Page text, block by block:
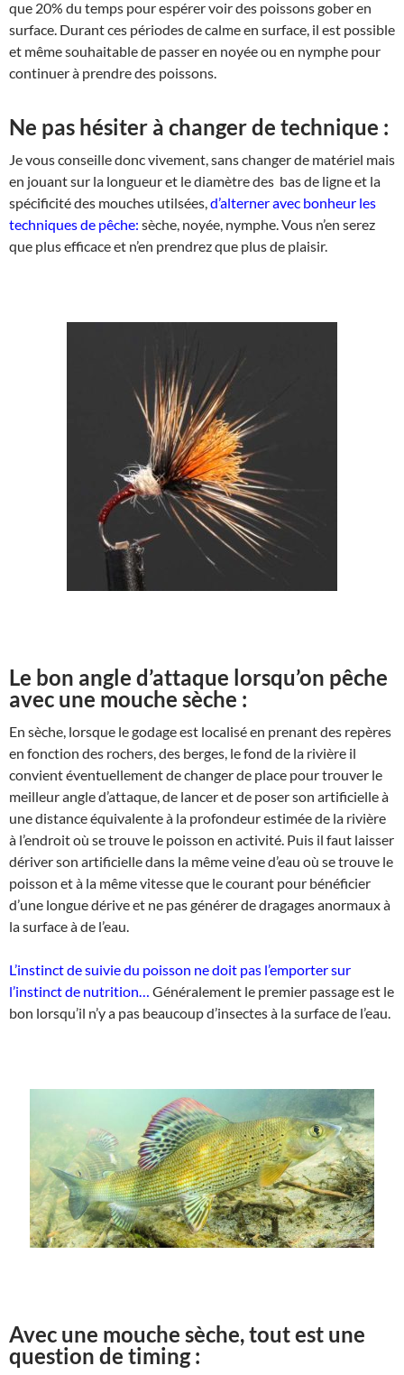
que 20% du temps pour espérer voir des poissons gober en
surface. Durant ces périodes de calme en surface, il est possible
et même souhaitable de passer en noyée ou en nymphe pour
continuer à prendre des poissons.
Ne pas hésiter à changer de technique :
Je vous conseille donc vivement, sans changer de matériel mais
en jouant sur la longueur et le diamètre des bas de ligne et la
spécificité des mouches utilsées,d’alterner avec bonheur les
techniques de pêche: sèche, noyée, nymphe. Vous n’en serez
que plus efficace et n’en prendrez que plus de plaisir.
Le bon angle d’attaque lorsqu’on pêche
avec une mouche sèche :
En sèche, lorsque le godage est localisé en prenant des repères
en fonction des rochers, des berges, le fond de la rivière il
convient éventuellement de changer de place pour trouver le
meilleur angle d’attaque, de lancer et de poser son artificielle à
une distance équivalente à la profondeur estimée de la rivière
à l’endroit où se trouve le poisson en activité. Puis il faut laisser
dériver son artificielle dans la même veine d’eau où se trouve le
poisson et à la même vitesse que le courant pour bénéficier
d’une longue dérive et ne pas générer de dragages anormaux à
la surface à de l’eau.
L’instinct de suivie du poisson ne doit pas l’emporter sur
l’instinct de nutrition… Généralement le premier passage est le
bon lorsqu’il n’y a pas beaucoup d’insectes à la surface de l’eau.
Avec une mouche sèche, tout est une
question de timing :